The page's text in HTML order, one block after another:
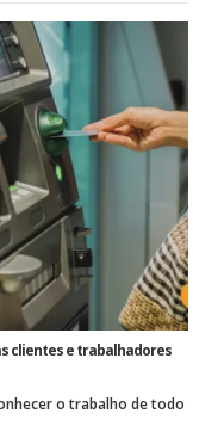
clientes e trabalhadores
o trabalho de todo